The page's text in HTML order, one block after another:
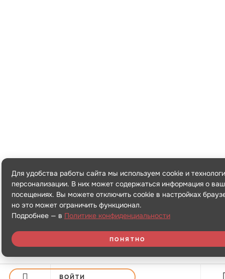
ВОЙТИ
Для удобства работы сайта мы используем cookie и
персонализации. В них может содержаться информация о
посещениях. Вы можете отключить cookie в настройках
но это может ограничить функционал.
Подробнее — в Политике конфиденциальности
ПОНЯТНО